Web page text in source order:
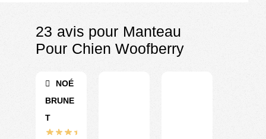
23 avis pour Manteau
Pour Chien Woofberry
NOÉ
BRUNE
T